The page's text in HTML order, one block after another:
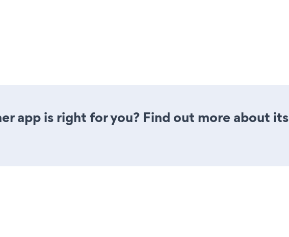
app is right for you? Find out more about its